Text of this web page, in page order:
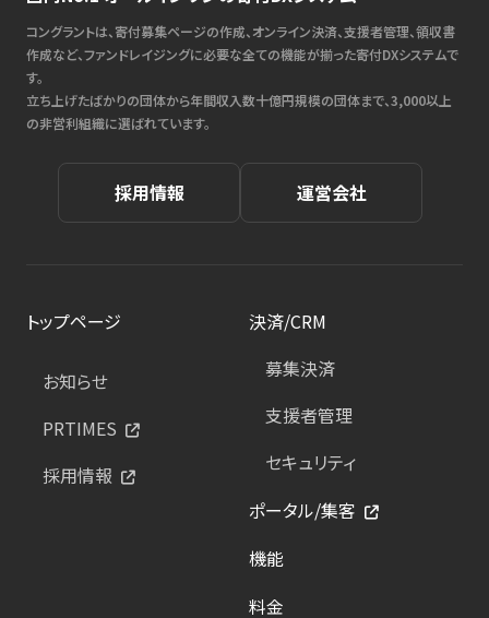
コングラントは、寄付募集ページの作成、オンライン決済、支援者管理、領収書
作成など、ファンドレイジングに必要な全ての機能が揃った寄付DXシステムで
す。
立ち上げたばかりの団体から年間収入数十億円規模の団体まで、3,000以上
の非営利組織に選ばれています。
採用情報 運営会社
トップページ
お知らせ
PRTIMES
採用情報
決済/CRM
募集決済
支援者管理
セキュリティ
ポータル/集客
機能
料金